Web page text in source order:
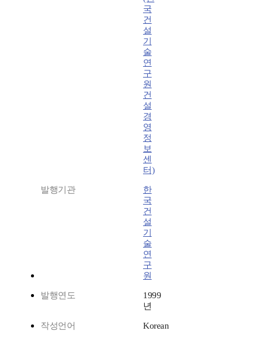
국
건
설
기
술
연
구
원
건
설
경
영
정
보
센
터)
발행기관
한
국
건
설
기
술
연
구
원
발행연도
1999
년
작성언어 Korean